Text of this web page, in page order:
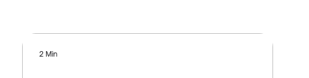
2 Min